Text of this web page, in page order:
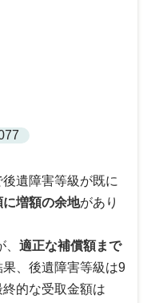
遺障害等級が既に
増額の余地があり
適正な補償額まで
、後遺障害等級は9
的な受取金額は